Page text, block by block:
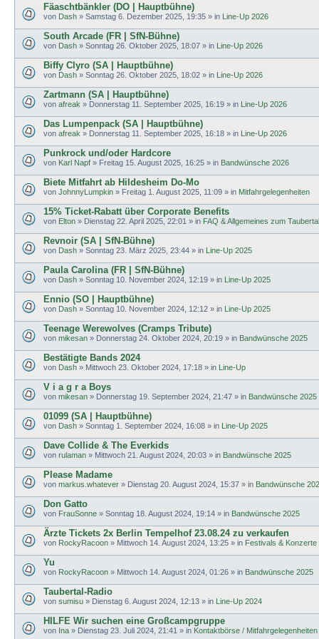
Fäaschtbänkler (DO | Hauptbühne)
von Dash » Samstag 6. Dezember 2025, 19:35 » in Line-Up 2026
South Arcade (FR | SfN-Bühne)
von Dash » Sonntag 26. Oktober 2025, 18:07 » in Line-Up 2026
Biffy Clyro (SA | Hauptbühne)
von Dash » Sonntag 26. Oktober 2025, 18:02 » in Line-Up 2026
Zartmann (SA | Hauptbühne)
von afreak » Donnerstag 11. September 2025, 16:19 » in Line-Up 2026
Das Lumpenpack (SA | Hauptbühne)
von afreak » Donnerstag 11. September 2025, 16:18 » in Line-Up 2026
Punkrock und/oder Hardcore
von Karl Napf » Freitag 15. August 2025, 16:25 » in Bandwünsche 2026
Biete Mitfahrt ab Hildesheim Do-Mo
von JohnnyLumpkin » Freitag 1. August 2025, 11:09 » in Mitfahrgelegenheiten
15% Ticket-Rabatt über Corporate Benefits
von Elton » Dienstag 22. April 2025, 22:01 » in FAQ & Allgemeines zum Taubertal
Revnoir (SA | SfN-Bühne)
von Dash » Sonntag 23. März 2025, 23:44 » in Line-Up 2025
Paula Carolina (FR | SfN-Bühne)
von Dash » Sonntag 10. November 2024, 12:19 » in Line-Up 2025
Ennio (SO | Hauptbühne)
von Dash » Sonntag 10. November 2024, 12:12 » in Line-Up 2025
Teenage Werewolves (Cramps Tribute)
von mikesan » Donnerstag 24. Oktober 2024, 20:19 » in Bandwünsche 2025
Bestätigte Bands 2024
von Dash » Mittwoch 23. Oktober 2024, 17:18 » in Line-Up
V i a g r a Boys
von mikesan » Donnerstag 19. September 2024, 21:47 » in Bandwünsche 2025
01099 (SA | Hauptbühne)
von Dash » Sonntag 1. September 2024, 16:08 » in Line-Up 2025
Dave Collide & The Everkids
von rulaman » Mittwoch 21. August 2024, 20:03 » in Bandwünsche 2025
Please Madame
von markus.whatever » Dienstag 20. August 2024, 15:37 » in Bandwünsche
Don Gatto
von FrauSonne » Sonntag 18. August 2024, 19:14 » in Bandwünsche 2025
Ärzte Tickets 2x Berlin Tempelhof 23.08.24 zu verkaufen
von RockyRacoon » Mittwoch 14. August 2024, 13:25 » in Festivals & Konzerte
Yu
von RockyRacoon » Mittwoch 14. August 2024, 01:26 » in Bandwünsche 2025
Taubertal-Radio
von sumisu » Dienstag 6. August 2024, 12:13 » in Line-Up 2024
HILFE Wir suchen eine Großcampgruppe
von Ina » Dienstag 23. Juli 2024, 21:41 » in Kontaktbörse / Mitfahrgelegenheiten